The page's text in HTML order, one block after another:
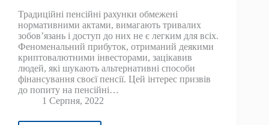
Традиційні пенсійні рахунки обмежені
нормативними актами, вимагають тривалих
зобов’язань і доступ до них не є легким для всіх.
Феноменальний прибуток, отриманий деякими
криптовалютними інвесторами, зацікавив
людей, які шукають альтернативні способи
фінансування своєї пенсії. Цей інтерес призвів
до попиту на пенсійні…
1 Серпня, 2022